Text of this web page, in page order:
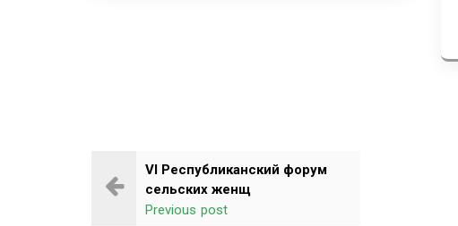
VI Республиканский форум
сельских женщ
Previous post